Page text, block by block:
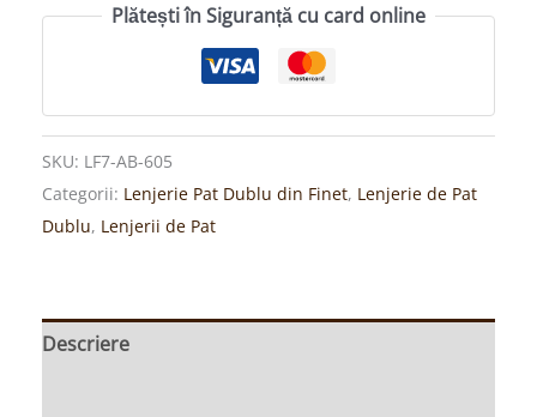
Plătești în Siguranță cu card online
SKU: LF7-AB-605
Categorii: Lenjerie Pat Dublu din Finet, Lenjerie de Pat
Dublu, Lenjerii de Pat
Descriere